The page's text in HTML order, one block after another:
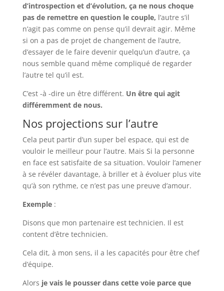
d’introspection et d’évolution, ça ne nous choque
pas de remettre en question le couple, l’autre s’il
n’agit pas comme on pense qu’il devrait agir. Même
si on a pas de projet de changement de l’autre,
d’essayer de le faire devenir quelqu’un d’autre, ça
nous semble quand même compliqué de regarder
l’autre tel qu’il est.
C’est -à -dire un être différent. Un être qui agit
différemment de nous.
Nos projections sur l’autre
Cela peut partir d’un super bel espace, qui est de
vouloir le meilleur pour l’autre. Mais Si la personne
en face est satisfaite de sa situation. Vouloir l’amener
à se révéler davantage, à briller et à évoluer plus vite
qu’à son rythme, ce n’est pas une preuve d’amour.
Exemple:
Disons que mon partenaire est technicien. Il est
content d’être technicien.
Cela dit, à mon sens, il a les capacités pour être chef
d’équipe.
Alors je vais le pousser dans cette voie parce que